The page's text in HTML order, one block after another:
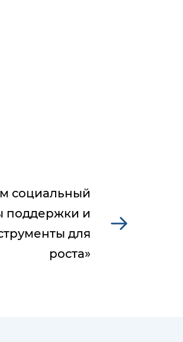
социальный
поддержки и
для
роста»